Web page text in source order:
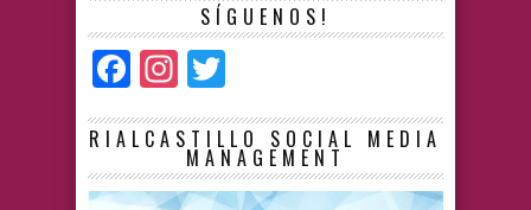
SÍGUENOS!
Facebook
Instagram
RIALCASTILLO SOCIAL MEDIA
MANAGEMENT